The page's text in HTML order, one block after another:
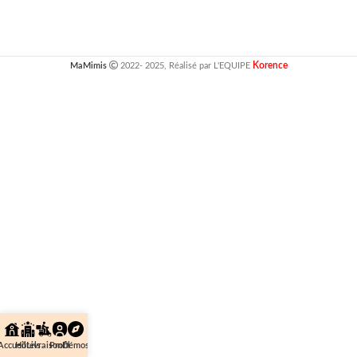
MaMimis 2022- 2025, Réalisé par L'EQUIPE Korence
Hôtels
Livraison
ProfilDémos